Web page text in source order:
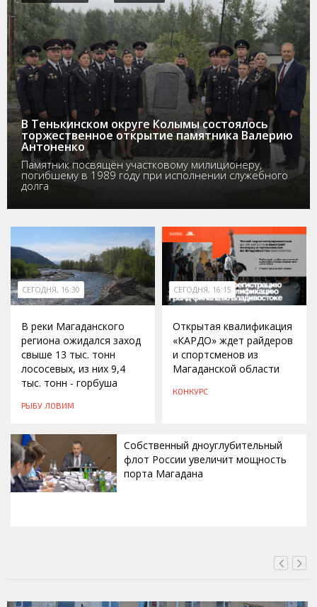
В Тенькинском округе Колымы состоялось
торжественное открытие памятника Валерию
Антоненко
Памятник посвящён участковому милиционеру,
погибшему в 1989 году при исполнении служебного
долга
СЕГОДНЯ, 16:30
В реки Магаданского
региона ожидался заход
свыше 13 тыс. тонн
лососевых, из них 9,4
тыс. тонн - горбуша
РЫБУ ЛОВИМ
СЕГОДНЯ, 16:15
Открытая квалификация
«КАРДО» ждет райдеров
и спортсменов из
Магаданской области
КОНКУРС
Собственный дноуглубительный
флот России увеличит мощность
порта Магадана